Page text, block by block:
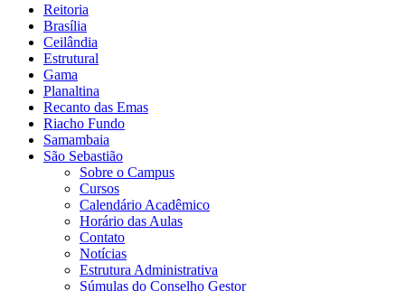
Reitoria
Brasília
Ceilândia
Estrutural
Gama
Planaltina
Recanto das Emas
Riacho Fundo
Samambaia
São Sebastião
Sobre o Campus
Cursos
Calendário Acadêmico
Horário das Aulas
Contato
Notícias
Estrutura Administrativa
Súmulas do Conselho Gestor